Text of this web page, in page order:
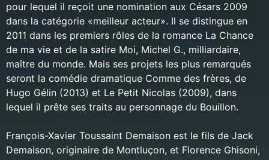
pour lequel il reçoit une nomination aux Césars 2009
dans la catégorie «meilleur acteur». Il se distingue en
2011 dans les premiers rôles de la romance La Chance
de ma vie et de la satire Moi, Michel G., milliardaire,
maître du monde. Mais ses projets les plus remarqués
seront la comédie dramatique Comme des frères, de
Hugo Gélin (2013) et Le Petit Nicolas (2009), dans
lequel il prête ses traits au personnage du Bouillon.
François-Xavier Toussaint Demaison est le fils de Jack
Demaison, originaire de Montluçon, et Florence Ghisoni,